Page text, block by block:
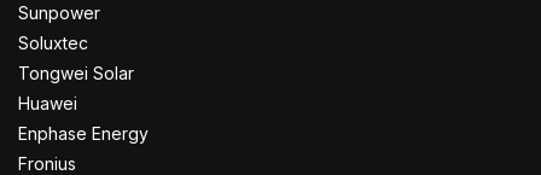
Sunpower
Soluxtec
Tongwei Solar
Huawei
Enphase Energy
Fronius